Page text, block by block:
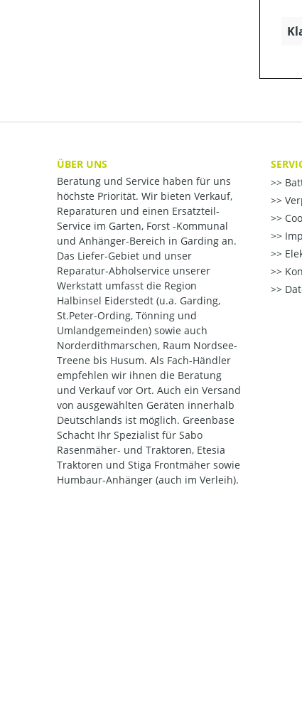
ÜBER UNS
Beratung und Service haben für uns
höchste Priorität. Wir bieten Verkauf,
Reparaturen und einen Ersatzteil-
Service im Garten, Forst -Kommunal
und Anhänger-Bereich in Garding an.
Das Liefer-Gebiet und unser
Reparatur-Abholservice unserer
Werkstatt umfasst die Region
Halbinsel Eiderstedt (u.a. Garding,
St.Peter-Ording, Tönning und
Umlandgemeinden) sowie auch
Norderdithmarschen, Raum Nordsee-
Treene bis Husum. Als Fach-Händler
empfehlen wir ihnen die Beratung
und Verkauf vor Ort. Auch ein Versand
von ausgewählten Geräten innerhalb
Deutschlands ist möglich. Greenbase
Schacht Ihr Spezialist für Sabo
Rasenmäher- und Traktoren, Etesia
Traktoren und Stiga Frontmäher sowie
Humbaur-Anhänger (auch im Verleih).